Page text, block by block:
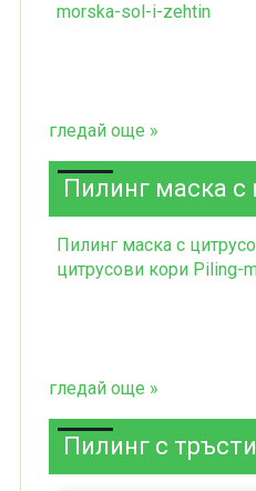
morska-sol-i-zehtin
гледай още »
Пилинг маска с
Пилинг маска с
цитрусови кори Piling-
гледай още »
Пилинг с